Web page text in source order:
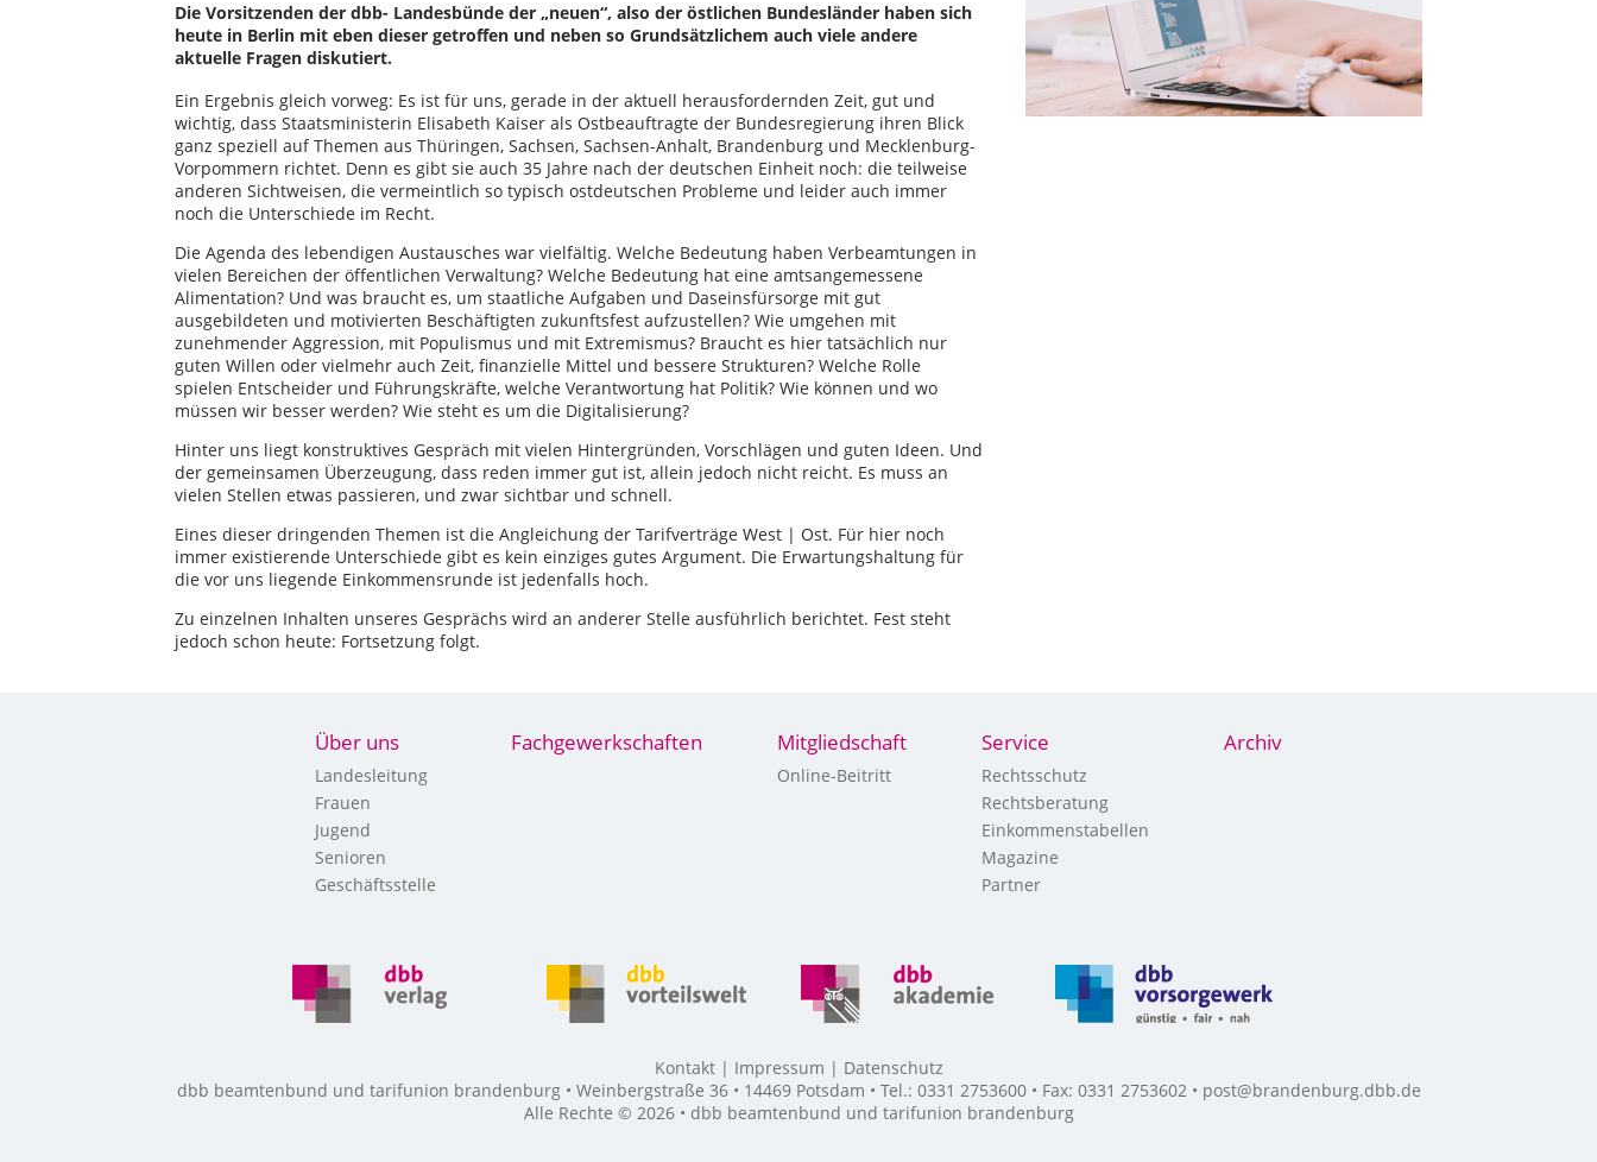
Die Vorsitzenden der dbb- Landesbünde der „neuen“, also der östlichen Bundesländer haben sich
heute in Berlin mit eben dieser getroffen und neben so Grundsätzlichem auch viele andere
aktuelle Fragen diskutiert.
Ein Ergebnis gleich vorweg: Es ist für uns, gerade in der aktuell herausfordernden Zeit, gut und
wichtig, dass Staatsministerin Elisabeth Kaiser als Ostbeauftragte der Bundesregierung ihren Blick
ganz speziell auf Themen aus Thüringen, Sachsen, Sachsen-Anhalt, Brandenburg und Mecklenburg-
Vorpommern richtet. Denn es gibt sie auch 35 Jahre nach der deutschen Einheit noch: die teilweise
anderen Sichtweisen, die vermeintlich so typisch ostdeutschen Probleme und leider auch immer
noch die Unterschiede im Recht.
Die Agenda des lebendigen Austausches war vielfältig. Welche Bedeutung haben Verbeamtungen in
vielen Bereichen der öffentlichen Verwaltung? Welche Bedeutung hat eine amtsangemessene
Alimentation? Und was braucht es, um staatliche Aufgaben und Daseinsfürsorge mit gut
ausgebildeten und motivierten Beschäftigten zukunftsfest aufzustellen? Wie umgehen mit
zunehmender Aggression, mit Populismus und mit Extremismus? Braucht es hier tatsächlich nur
guten Willen oder vielmehr auch Zeit, finanzielle Mittel und bessere Strukturen? Welche Rolle
spielen Entscheider und Führungskräfte, welche Verantwortung hat Politik? Wie können und wo
müssen wir besser werden? Wie steht es um die Digitalisierung?
Hinter uns liegt konstruktives Gespräch mit vielen Hintergründen, Vorschlägen und guten Ideen. Und
der gemeinsamen Überzeugung, dass reden immer gut ist, allein jedoch nicht reicht. Es muss an
vielen Stellen etwas passieren, und zwar sichtbar und schnell.
Eines dieser dringenden Themen ist die Angleichung der Tarifverträge West | Ost. Für hier noch
immer existierende Unterschiede gibt es kein einziges gutes Argument. Die Erwartungshaltung für
die vor uns liegende Einkommensrunde ist jedenfalls hoch.
Zu einzelnen Inhalten unseres Gesprächs wird an anderer Stelle ausführlich berichtet. Fest steht
jedoch schon heute: Fortsetzung folgt.
Über uns
Landesleitung
Frauen
Jugend
Senioren
Geschäftsstelle
Fachgewerkschaften Mitgliedschaft
Online-Beitritt
Service
Rechtsschutz
Rechtsberatung
Einkommenstabellen
Magazine
Partner
Archiv
Kontakt Impressum
Datenschutz
dbb beamtenbund und tarifunion brandenburg • Weinbergstraße 36 • 14469 Potsdam • Tel.: 0331 2753600 • Fax: 0331 2753602 • post@brandenburg.dbb.de
Alle Rechte © 2026 • dbb beamtenbund und tarifunion brandenburg